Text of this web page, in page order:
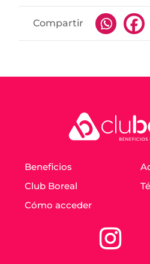
Compartir
Beneficios
Club Boreal
Cómo acceder